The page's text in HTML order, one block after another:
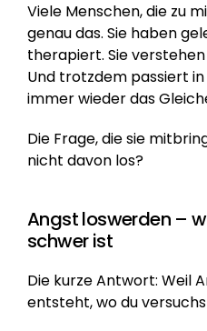
Viele Menschen, die zu
genau das. Sie haben
therapiert. Sie
Und trotzdem passiert
immer wieder das
Die Frage, die sie
nicht davon los?
Angst loswerden –
schwer ist
Die kurze Antwort: Weil
entsteht, wo du